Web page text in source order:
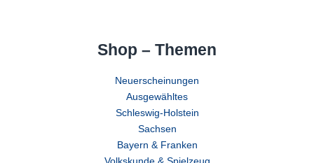
Shop – Themen
Neuerscheinungen
Ausgewähltes
Schleswig-Holstein
Sachsen
Bayern & Franken